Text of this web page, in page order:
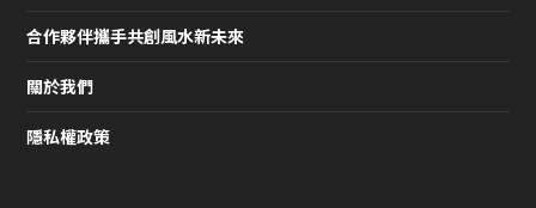
合作夥伴攜手共創風水新未來
關於我們
隱私權政策